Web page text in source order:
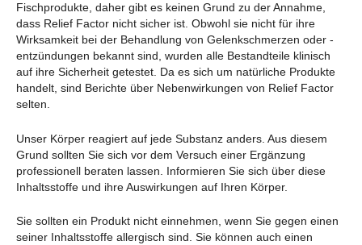
Fischprodukte, daher gibt es keinen Grund zu der Annahme,
dass Relief Factor nicht sicher ist. Obwohl sie nicht für ihre
Wirksamkeit bei der Behandlung von Gelenkschmerzen oder -
entzündungen bekannt sind, wurden alle Bestandteile klinisch
auf ihre Sicherheit getestet. Da es sich um natürliche Produkte
handelt, sind Berichte über Nebenwirkungen von Relief Factor
selten.
Unser Körper reagiert auf jede Substanz anders. Aus diesem
Grund sollten Sie sich vor dem Versuch einer Ergänzung
professionell beraten lassen. Informieren Sie sich über diese
Inhaltsstoffe und ihre Auswirkungen auf Ihren Körper.
Sie sollten ein Produkt nicht einnehmen, wenn Sie gegen einen
seiner Inhaltsstoffe allergisch sind. Sie können auch einen